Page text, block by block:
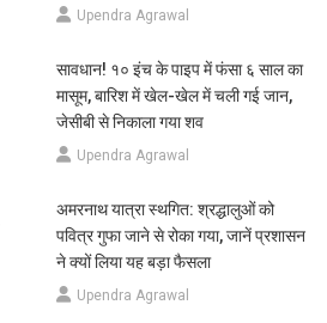
Upendra Agrawal
सावधान! १० इंच के पाइप में फंसा ६ साल का
मासूम, बारिश में खेल-खेल में चली गई जान,
जेसीबी से निकाला गया शव
Upendra Agrawal
अमरनाथ यात्रा स्थगित: श्रद्धालुओं को
पवित्र गुफा जाने से रोका गया, जानें प्रशासन
ने क्यों लिया यह बड़ा फैसला
Upendra Agrawal